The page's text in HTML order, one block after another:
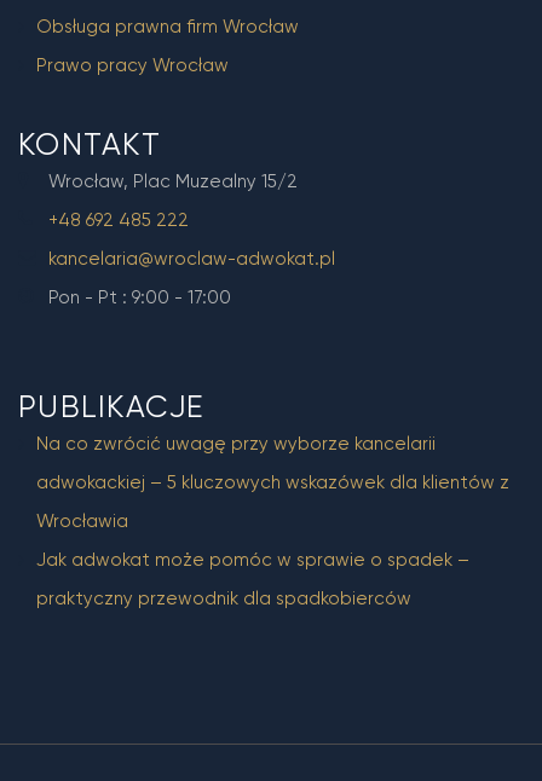
Obsługa prawna firm Wrocław
Prawo pracy Wrocław
KONTAKT
Wrocław, Plac Muzealny 15/2
+48 692 485 222
kancelaria@wroclaw-adwokat.pl
Pon - Pt : 9:00 - 17:00
PUBLIKACJE
Na co zwrócić uwagę przy wyborze kancelarii
adwokackiej – 5 kluczowych wskazówek dla klientów z
Wrocławia
Jak adwokat może pomóc w sprawie o spadek –
praktyczny przewodnik dla spadkobierców